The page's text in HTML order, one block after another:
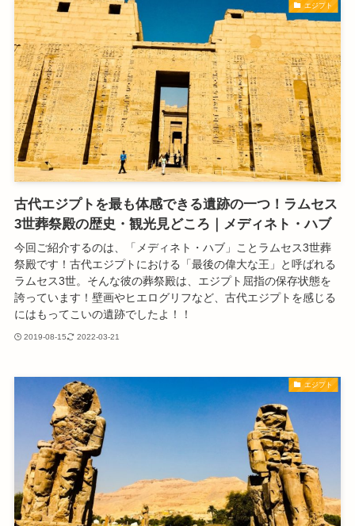
エジプト
古代エジプトを最も体感できる遺跡の一つ！ラムセス
3世葬祭殿の歴史・観光見どころ｜メディネト・ハブ
今回ご紹介するのは、「メディネト・ハブ」ことラムセス3世葬
祭殿です！古代エジプトにおける「最後の偉大な王」と呼ばれる
ラムセス3世。そんな彼の葬祭殿は、エジプト屈指の保存状態を
誇っています！壁画やヒエログリフなど、古代エジプトを感じる
にはもってこいの遺跡でしたよ！！
2019-08-15 2022-03-21
エジプト